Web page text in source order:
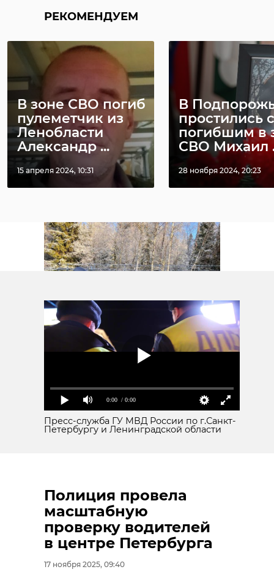
РЕКОМЕНДУЕМ
В зоне СВО погиб
пулеметчик из
Ленобласти
Александр ...
15 апреля 2024, 10:31
В
простились с
погибшим в
СВО Михаил
28 ноября 2024, 20:23
0:00 / 0:00
Пресс-служба ГУ МВД России по г.Санкт-
Петербургу и Ленинградской области
Полиция провела
масштабную
проверку водителей
в центре Петербурга
17 ноября 2025, 09:40